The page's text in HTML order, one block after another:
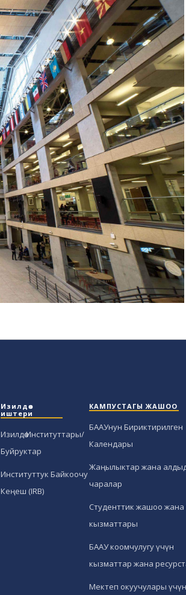
Изилдөө
иштери
Изилдөө Институттары/
Буйруктар
Институттук Байкоочу
Кеңеш (IRB)
КАМПУСТАГЫ ЖАШОО
БААУнун Бириктирилген
Календары
Жаңылыктар жана
чаралар
Студенттик жашоо жана
кызматтары
БААУ коомчулугу үчүн
кызматтар жана
Мектеп окуучулары үчүн